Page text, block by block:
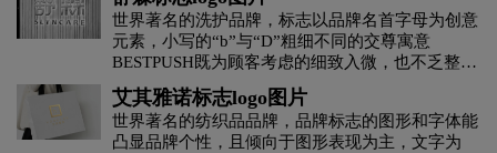
黄色logo设计 黑色logo设计 红色logo设计
酒业logo设计 教育logo设计 集团logo设计
家具logo设计 酒logo设计 酒店logo设计
世界著名的洗护品牌，标志以品牌名首字母为创意
元素，小写的“b”与“D”粗细不同的交尊寓意
BESTPUSH既为顾客考虑的细致入微，也不乏整体
造型的宏观考量:在“b”与“D”交桑上的细节处理，
计敕个图形具有呼吸感，精致不累螯。标志整体气
质时尚轻奢，外表内涵兼具，具备国际化的特质。
艾其雅诺标志logo图片
世界著名的纺织品品牌，品牌标志的图形和字体能
凸显品牌个性，且倾向于图形表现为主，文字为